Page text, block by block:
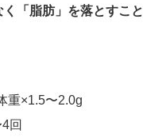
く「脂肪」を落とすこと
重×1.5〜2.0g
回